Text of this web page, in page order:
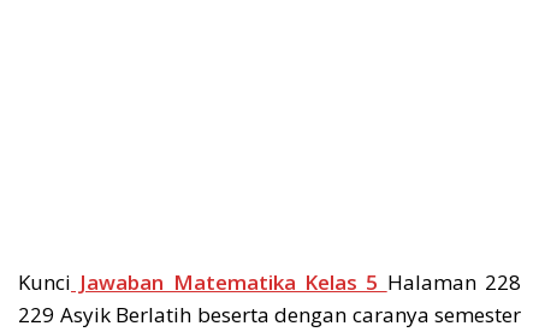
Kunci Jawaban Matematika Kelas 5 Halaman 228
229 Asyik Berlatih beserta dengan caranya semester